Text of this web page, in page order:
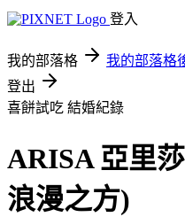
登入
我的部落格 我的部落格
登出
喜餅試吃 結婚紀錄
ARISA 亞里
浪漫之方)